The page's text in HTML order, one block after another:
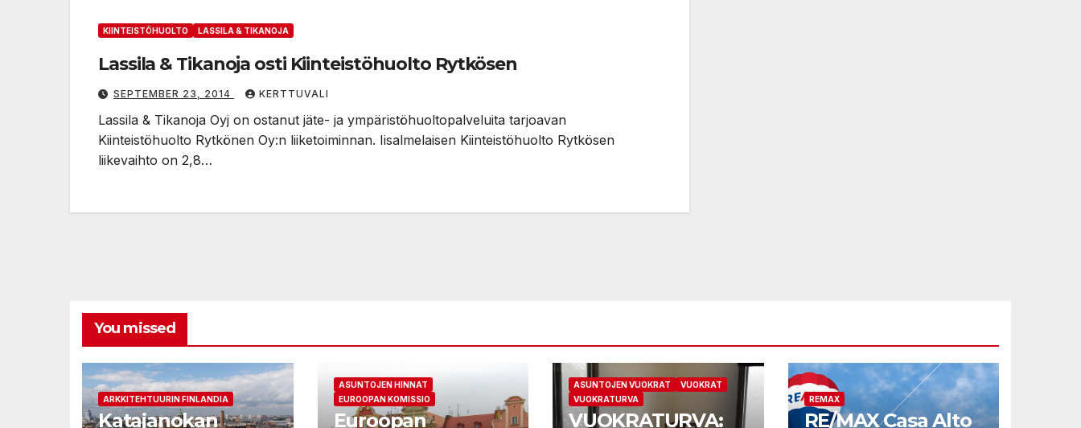
KIINTEISTÖHUOLTO LASSILA & TIKANOJA
Lassila & Tikanoja osti Kiinteistöhuolto Rytkösen
SEPTEMBER 23, 2014 KERTTUVALI
Lassila & Tikanoja Oyj on ostanut jäte- ja ympäristöhuoltopalveluita tarjoavan
Kiinteistöhuolto Rytkönen Oy:n liiketoiminnan. Iisalmelaisen Kiinteistöhuolto Rytkösen
liikevaihto on 2,8…
You missed
ARKKITEHTUURIN FINLANDIA
Katajanokan
ASUNTOJEN HINNAT
EUROOPAN KOMISSIO
Euroopan
ASUNTOJEN VUOKRAT
VUOKRAT
VUOKRATURVA
VUOKRATURVA:
REMAX
RE/MAX Casa Alto